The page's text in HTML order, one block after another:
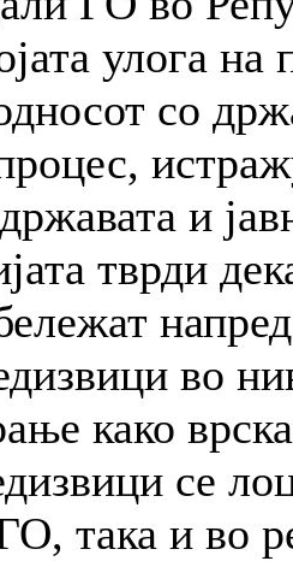
улога
со
и
тврди
во
како
се
така и во